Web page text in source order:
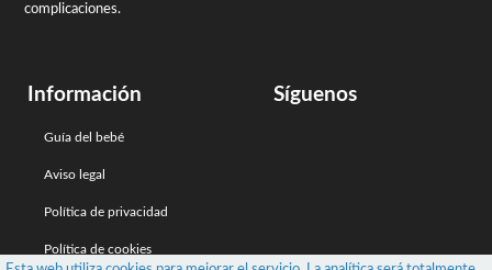
complicaciones.
Información
Guía del bebé
Aviso legal
Política de privacidad
Política de cookies
Síguenos